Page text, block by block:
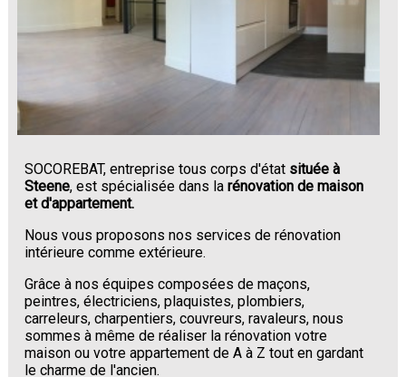
SOCOREBAT, entreprise tous corps d'état située à
Steene, est spécialisée dans larénovation de maison
et d'appartement.
Nous vous proposons nos services de rénovation
intérieure comme extérieure.
Grâce à nos équipes composées de maçons,
peintres, électriciens, plaquistes, plombiers,
carreleurs, charpentiers, couvreurs, ravaleurs, nous
sommes à même de réaliser la rénovation votre
maison ou votre appartement de A à Z tout en gardant
le charme de l'ancien.